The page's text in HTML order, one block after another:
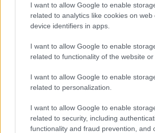
I want to allow Google to enable
related to analytics like cookies on web
device identifiers in apps.
I want to allow Google to enable
related to functionality of the website or
I want to allow Google to enable
related to personalization.
I want to allow Google to enable
related to security, including
functionality and fraud prevention, and
Sportmagazine: notizie, approfondimenti e
calcio, basket, tennis, ciclismo, motori,
MotoGP e Olimpiadi. Le ultime news dalle
interviste ai protagonisti e i risultati in tempo
le discipline che fanno emozionare gli
Calcio
Tennis